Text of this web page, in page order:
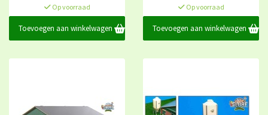
Op voorraad
Toevoegen aan winkelwagen
Op voorraad
Toevoegen aan winkelwagen